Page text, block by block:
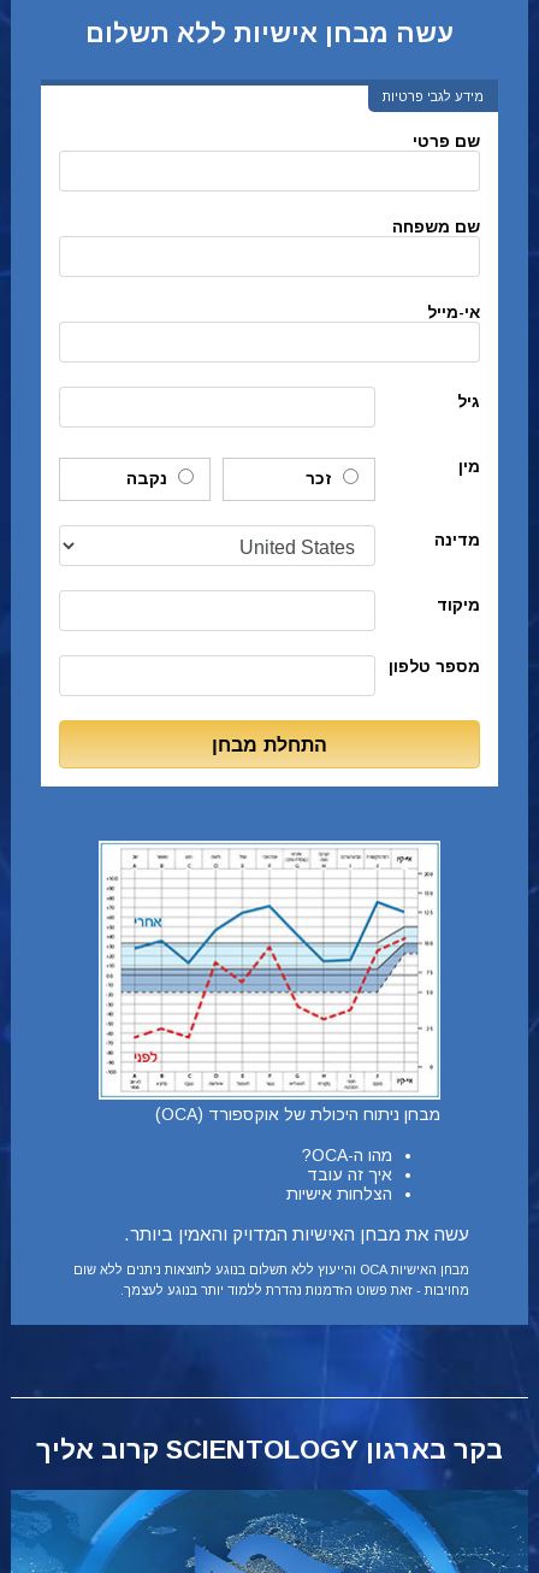
עשה מבחן אישיות ללא תשלום
מידע לגבי פרטיות
שם פרטי
שם משפחה
אי-מייל
גיל
מין
זכר נקבה
מדינה
מיקוד
מספר טלפון
התחלת מבחן
מבחן ניתוח היכולת של אוקספורד (OCA)
מהו ה-OCA?
איך זה עובד
הצלחות אישיות
עשה את מבחן האישיות המדויק והאמין ביותר.
מבחן האישיות OCA והייעוץ ללא תשלום בנוגע לתוצאות ניתנים ללא שום
מחויבות - זאת פשוט הזדמנות נהדרת ללמוד יותר בנוגע לעצמך.
בקר בארגון SCIENTOLOGY קרוב אליך